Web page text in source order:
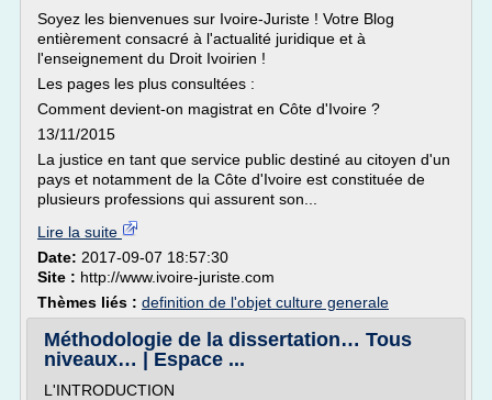
Soyez les bienvenues sur Ivoire-Juriste ! Votre Blog
entièrement consacré à l'actualité juridique et à
l'enseignement du Droit Ivoirien !
Les pages les plus consultées :
Comment devient-on magistrat en Côte d'Ivoire ?
13/11/2015
La justice en tant que service public destiné au citoyen d'un
pays et notamment de la Côte d'Ivoire est constituée de
plusieurs professions qui assurent son...
Lire la suite
Date: 2017-09-07 18:57:30
Site : http://www.ivoire-juriste.com
Thèmes liés : definition de l'objet culture generale
Méthodologie de la dissertation… Tous
niveaux… | Espace ...
L'INTRODUCTION